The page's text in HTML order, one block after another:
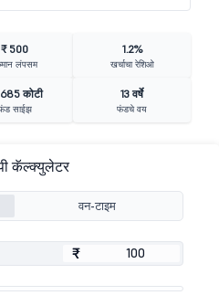
₹ 500
लंपसम
1.2%
खर्चाचा रेशिओ
कोटी
साईझ
13 वर्षे
फंडचे वय
कॅल्क्युलेटर
वन-टाइम
₹
₹